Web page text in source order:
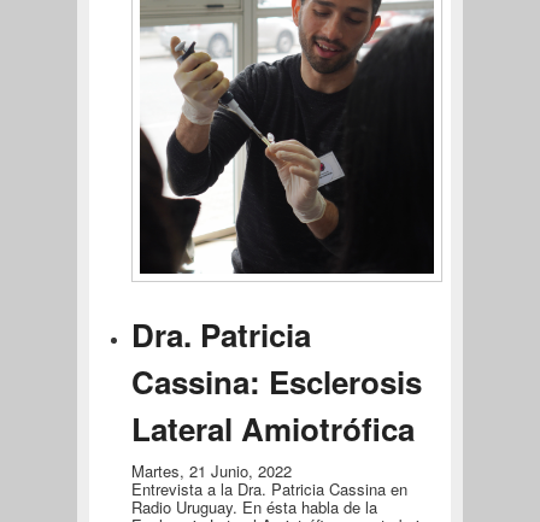
Dra. Patricia
Cassina: Esclerosis
Lateral Amiotrófica
Martes, 21 Junio, 2022
Entrevista a la Dra. Patricia Cassina en
Radio Uruguay. En ésta habla de la